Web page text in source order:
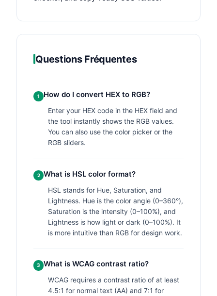
Questions Fréquentes
1 How do I convert HEX to RGB?
Enter your HEX code in the HEX field and
the tool instantly shows the RGB values.
You can also use the color picker or the
RGB sliders.
2 What is HSL color format?
HSL stands for Hue, Saturation, and
Lightness. Hue is the color angle (0–360°),
Saturation is the intensity (0–100%), and
Lightness is how light or dark (0–100%). It
is more intuitive than RGB for design work.
3 What is WCAG contrast ratio?
WCAG requires a contrast ratio of at least
4.5:1 for normal text (AA) and 7:1 for